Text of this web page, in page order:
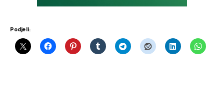
Podjeli: